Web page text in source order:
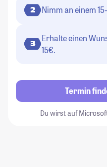
2 Nimm an einem
3
Erhalte einen
15€.
Termin
Du wirst auf